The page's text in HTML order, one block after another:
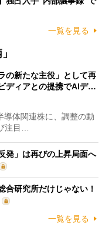
一覧を見る
の新たな主役」として再
ディアとの提携でAIデ…
体関連株に、調整の動
注目…
発」は再びの上昇局面へ
合研究所だけじゃない！
一覧を見る